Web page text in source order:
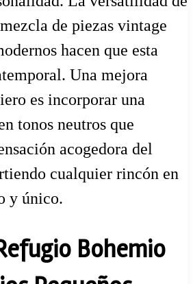
de piezas vintage
hacen que esta
Una mejora
es incorporar una
tonos neutros que
acogedora del
cualquier rincón en
y único.
Bohemio